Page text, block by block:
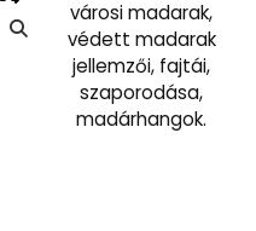
városi madarak,
védett madarak
jellemzői, fajtái,
szaporodása,
madárhangok.